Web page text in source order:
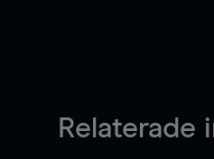
Relaterade